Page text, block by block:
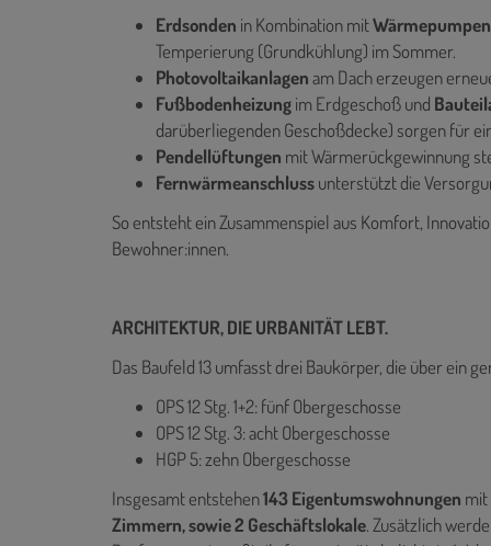
Erdsonden in Kombination mit
Temperierung (Grundkühlung) im Sommer.
Photovoltaikanlagenam Dach erzeugen
Fußbodenheizungim Erdgeschoß und
darüberliegenden Geschoßdecke) sorgen für
Pendellüftungen mit Wärmerückgewinnung
Fernwärmeanschlussunterstützt die
So entsteht ein Zusammenspiel aus Komfort,
Bewohner:innen.
ARCHITEKTUR, DIE URBANITÄT LEBT.
Das Baufeld 13 umfasst drei Baukörper, die über ein
OPS 12 Stg. 1+2: fünf Obergeschosse
OPS 12 Stg. 3: acht Obergeschosse
HGP 5: zehn Obergeschosse
Insgesamt entstehen143 Eigentumswohnungen mit
Zimmern, sowie 2 Geschäftslokale. Zusätzlich